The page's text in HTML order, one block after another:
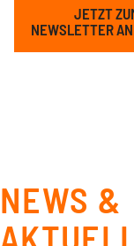
Unser Shop
GLOCK
Flinten-
Vorbereitung
GLOCK
Kurse:
Kurse:
JETZT
NEWSLETTER
NEWS &